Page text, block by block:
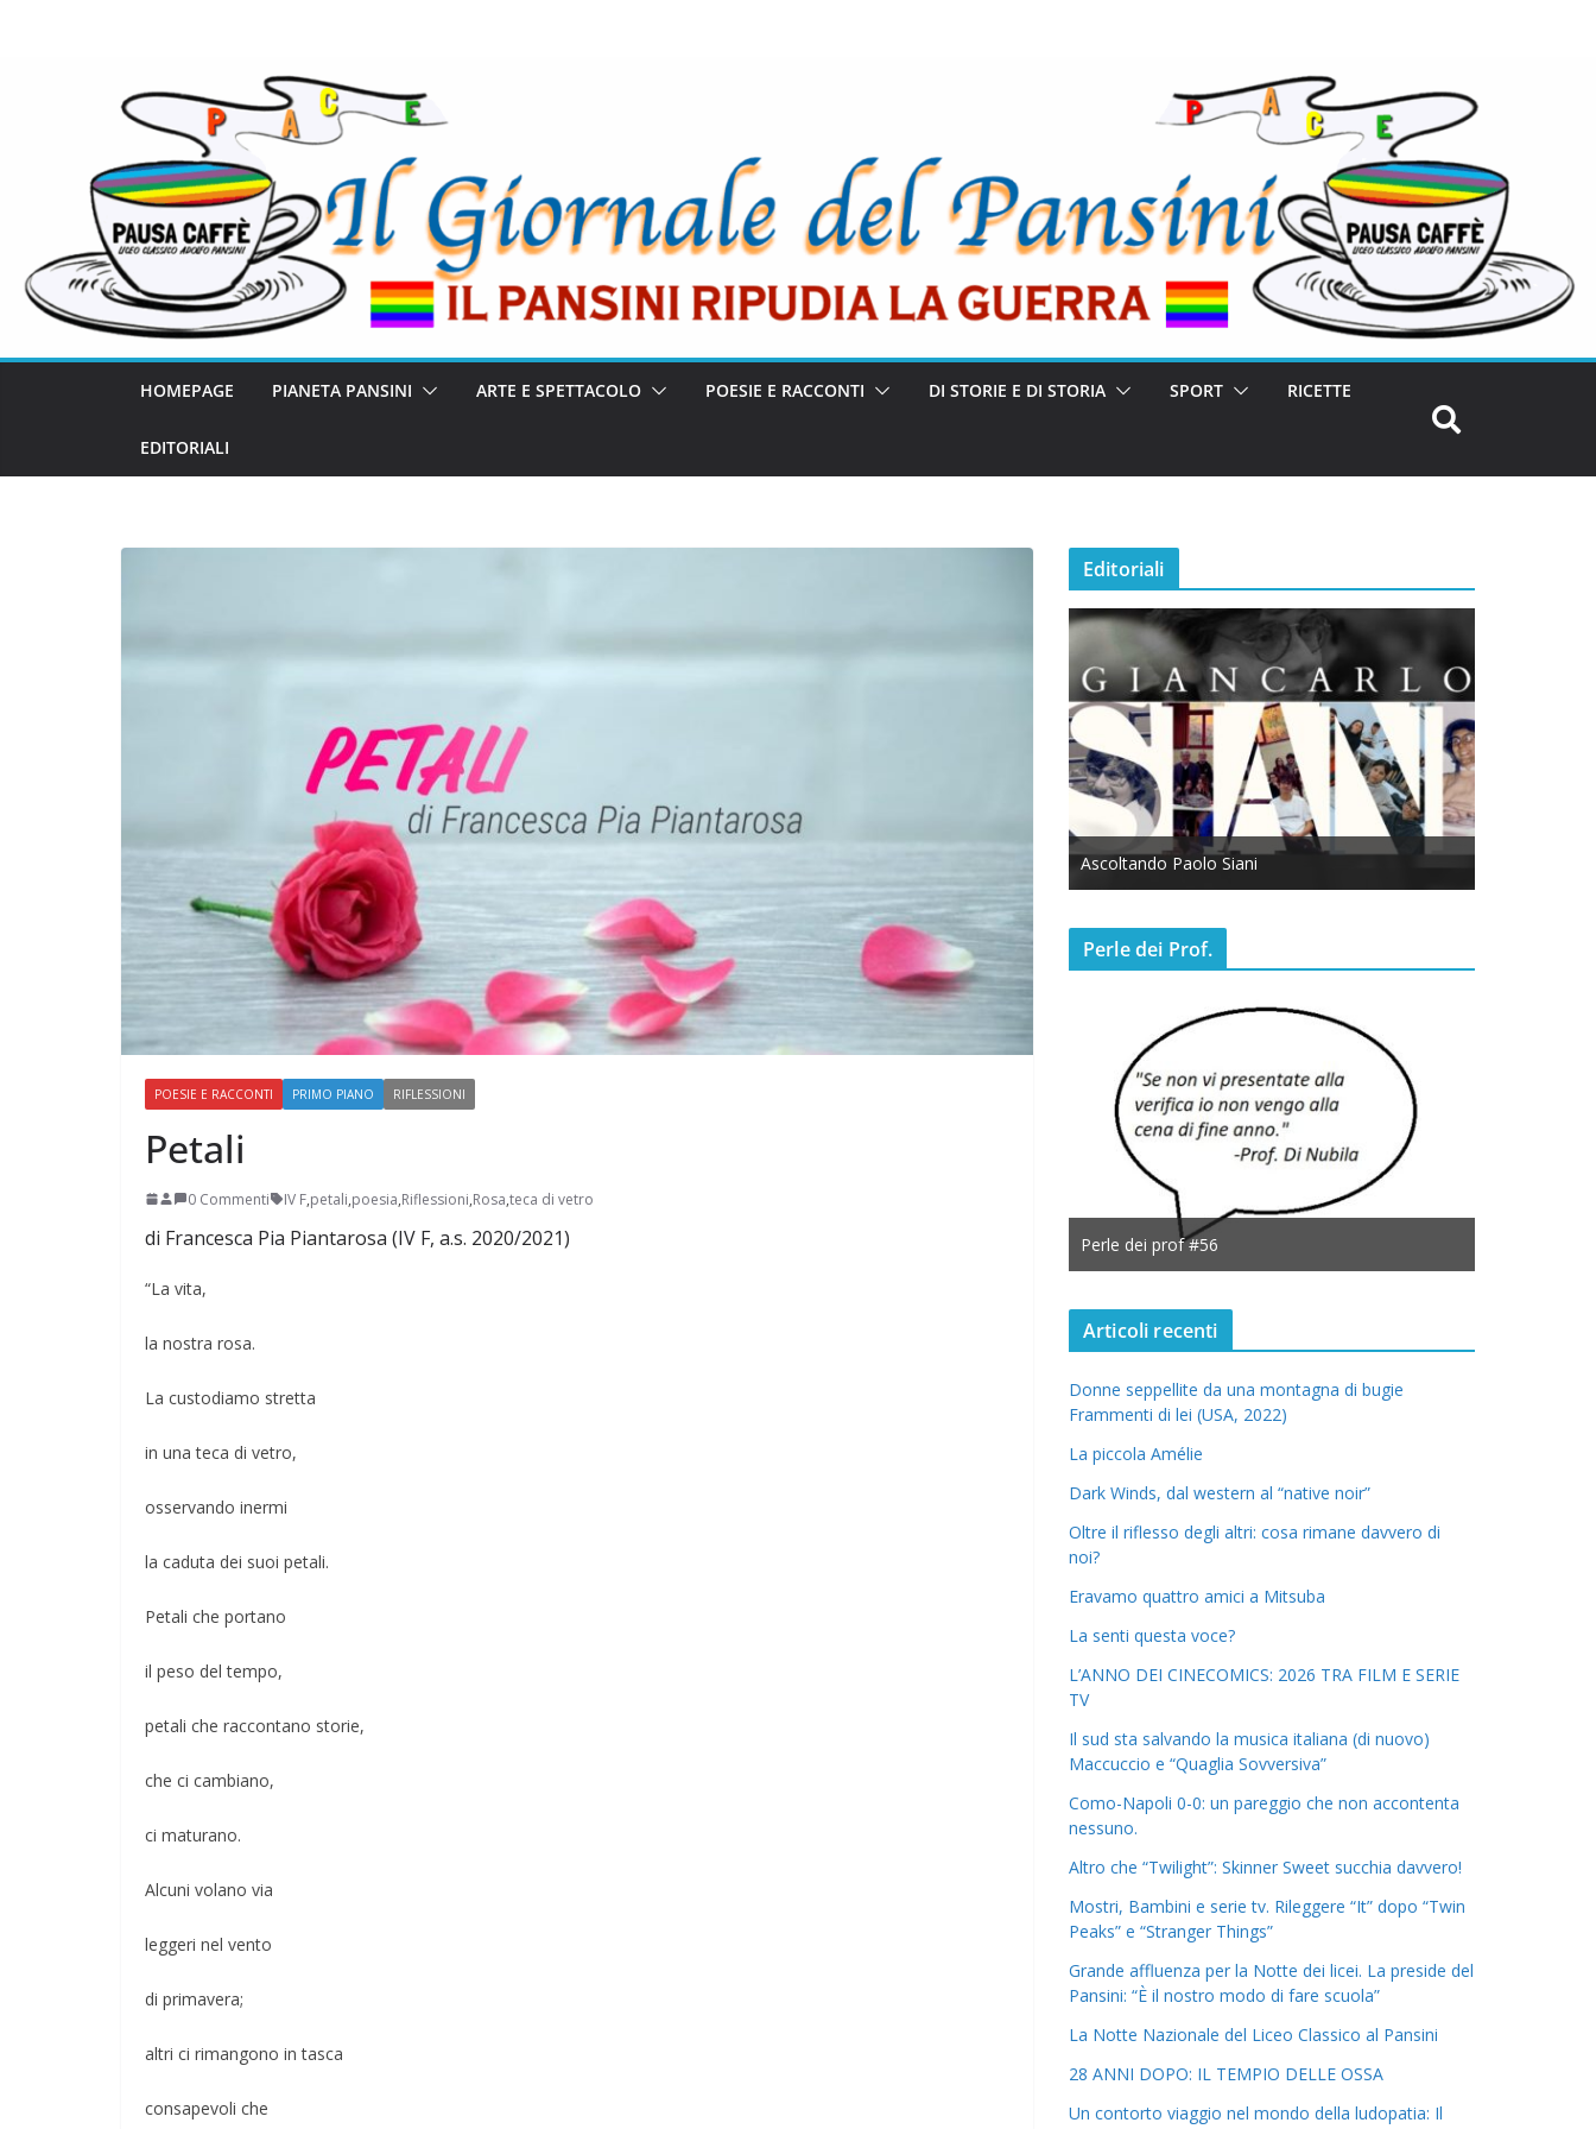
HOMEPAGE PIANETA PANSINI ARTE E SPETTACOLO POESIE E RACCONTI DI STORIE E DI STORIA SPORT RICETTE
EDITORIALI
POESIE E RACCONTI PRIMO PIANO RIFLESSIONI
Petali
0 Commenti IV F,petali,poesia,Riflessioni,Rosa,teca di vetro
di Francesca Pia Piantarosa (IV F, a.s. 2020/2021)
“La vita,
la nostra rosa.
La custodiamo stretta
in una teca di vetro,
osservando inermi
la caduta dei suoi petali.
Petali che portano
il peso del tempo,
petali che raccontano storie,
che ci cambiano,
ci maturano.
Alcuni volano via
leggeri nel vento
di primavera;
altri ci rimangono in tasca
consapevoli che
Editoriali
Incontro sul referendum per la riforma della
magistratura
L’ANNO DEI CINECOMICS: 2026 TRA FILM E
Ascoltando Paolo Siani
Perle dei Prof.
Perle dei prof #38 Perle dei prof #56
Articoli recenti
Donne seppellite da una montagna di bugie
Frammenti di lei (USA, 2022)
La piccola Amélie
Dark Winds, dal western al “native noir”
Oltre il riflesso degli altri: cosa rimane davvero di
noi?
Eravamo quattro amici a Mitsuba
La senti questa voce?
L’ANNO DEI CINECOMICS: 2026 TRA FILM E SERIE
TV
Il sud sta salvando la musica italiana (di nuovo)
Maccuccio e “Quaglia Sovversiva”
Como-Napoli 0-0: un pareggio che non accontenta
nessuno.
Altro che “Twilight”: Skinner Sweet succhia davvero!
Mostri, Bambini e serie tv. Rileggere “It” dopo “Twin
Peaks” e “Stranger Things”
Grande affluenza per la Notte dei licei. La preside del
Pansini: “È il nostro modo di fare scuola”
La Notte Nazionale del Liceo Classico al Pansini
28 ANNI DOPO: IL TEMPIO DELLE OSSA
Un contorto viaggio nel mondo della ludopatia: Il